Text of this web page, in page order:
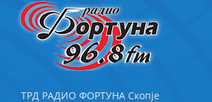
ТРД РАДИО ФОРТУНА Скопје